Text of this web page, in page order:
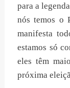
para a
nós temos o
manifesta
estamos só
eles têm
próxima